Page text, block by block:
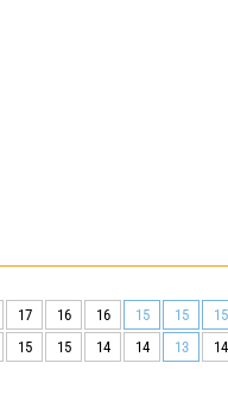
17 16 16 15 15
15
15 15 14 14 13 14